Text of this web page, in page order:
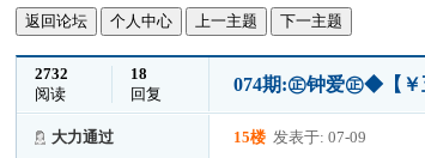
返回论坛 个人中心 上一主题 下一主题
2732
阅读
18
回复
074期:㊣钟爱㊣◆【
大力通过 15楼 发表于: 07-09